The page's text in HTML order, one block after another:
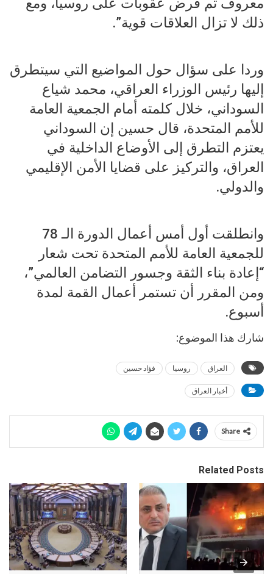
ذلك لا تزال العلاقات قوية”.
وردا على سؤال حول المواضيع التي سيتطرق
إليها رئيس الوزراء العراقي، محمد شياع
السوداني، خلال كلمته أمام الجمعية العامة
للأمم المتحدة، قال حسين إن السوداني
يعتزم التطرق إلى الأوضاع الداخلية في
العراق، والتركيز على قضايا الأمن الإقليمي
والدولي.
وانطلقت أول أمس أعمال الدورة الـ 78
للجمعية العامة للأمم المتحدة تحت شعار
“إعادة بناء الثقة وجسور التضامن العالمي”،
ومن المقرر أن تستمر أعمال القمة لمدة
أسبوع.
شارك هذا الموضوع:
العراق روسيا فؤاد حسين
أخبار العراق
Share
Related Posts